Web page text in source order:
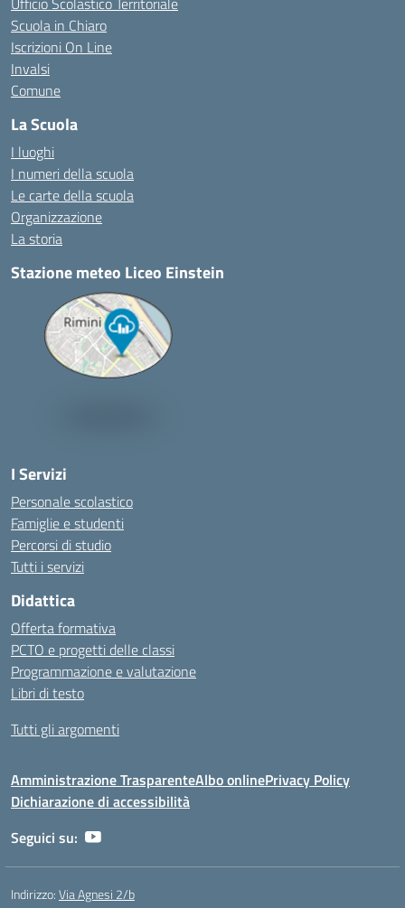
Scuola in Chiaro
Iscrizioni On Line
Invalsi
Comune
La Scuola
I luoghi
I numeri della scuola
Le carte della scuola
Organizzazione
La storia
Stazione meteo Liceo Einstein
I Servizi
Personale scolastico
Famiglie e studenti
Percorsi di studio
Tutti i servizi
Didattica
Offerta formativa
PCTO e progetti delle classi
Programmazione e valutazione
Libri di testo
Tutti gli argomenti
Amministrazione TrasparenteAlbo onlinePrivacy Policy
Dichiarazione di accessibilità
Seguici su:
Indirizzo:Via Agnesi 2/b